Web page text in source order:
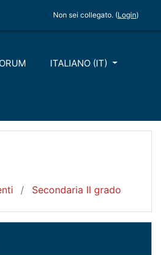
Non sei collegato. (Login)
ITALIANO ‎(IT)‎
Secondaria II grado